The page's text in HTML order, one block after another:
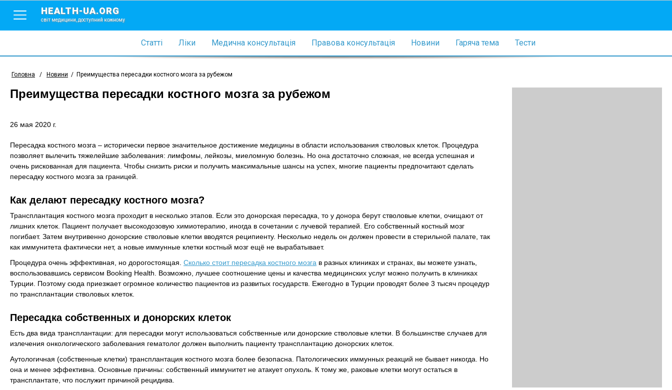
HEALTH-UA.ORG
світ медицини, доступний кожному
Статті Ліки Медична консультація Правова консультація Новини Гаряча тема Тести
Головна / Новини / Преимущества пересадки костного мозга за рубежом
Преимущества пересадки костного мозга за рубежом
26 мая 2020 г.
Пересадка костного мозга – исторически первое значительное достижение медицины в области использования стволовых клеток. Процедура
позволяет вылечить тяжелейшие заболевания: лимфомы, лейкозы, миеломную болезнь. Но она достаточно сложная, не всегда успешная и
очень рискованная для пациента. Чтобы снизить риски и получить максимальные шансы на успех, многие пациенты предпочитают сделать
пересадку костного мозга за границей.
Как делают пересадку костного мозга?
Трансплантация костного мозга проходит в несколько этапов. Если это донорская пересадка, то у донора берут стволовые клетки, очищают от
лишних клеток. Пациент получает высокодозовую химиотерапию, иногда в сочетании с лучевой терапией. Его собственный костный мозг
погибает. Затем внутривенно донорские стволовые клетки вводятся реципиенту. Несколько недель он должен провести в стерильной палате, так
как иммунитета фактически нет, а новые иммунные клетки костный мозг ещё не вырабатывает.
Процедура очень эффективная, но дорогостоящая. Сколько стоит пересадка костного мозга в разных клиниках и странах, вы можете узнать,
воспользовавшись сервисом Booking Health. Возможно, лучшее соотношение цены и качества медицинских услуг можно получить в клиниках
Турции. Поэтому сюда приезжает огромное количество пациентов из развитых государств. Ежегодно в Турции проводят более 3 тысяч процедур
по трансплантации стволовых клеток.
Пересадка собственных и донорских клеток
Есть два вида трансплантации: для пересадки могут использоваться собственные или донорские стволовые клетки. В большинстве случаев для
излечения онкологического заболевания гематолог должен выполнить пациенту трансплантацию донорских клеток.
Аутологичная (собственные клетки) трансплантация костного мозга более безопасна. Патологических иммунных реакций не бывает никогда. Но
она и менее эффективна. Основные причины: собственный иммунитет не атакует опухоль. К тому же, раковые клетки могут остаться в
трансплантате, что послужит причиной рецидива.